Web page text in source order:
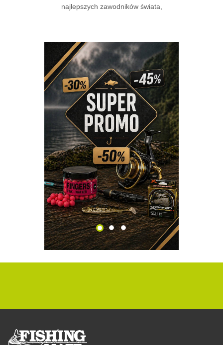
najlepszych zawodników świata,
SPRAWDŹ!